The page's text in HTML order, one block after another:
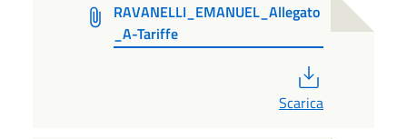
RAVANELLI_EMANUEL_Allegato
_A-Tariffe
Scarica